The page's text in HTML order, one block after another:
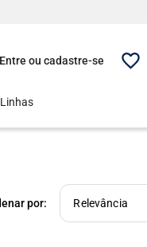
Linhas
Relevância